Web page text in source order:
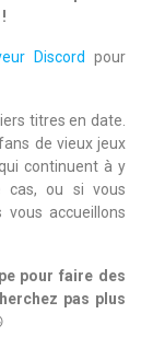
Discord
pour
titres en date.
de vieux jeux
continuent à y
cas, ou si vous
accueillons
pour faire des
pas plus